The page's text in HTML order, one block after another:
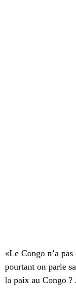
«Le Congo n’a
pourtant on parle
la paix au Congo ?